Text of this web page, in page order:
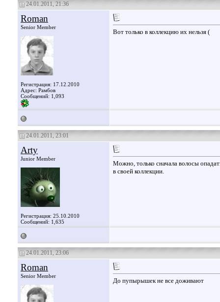
24.01.2011, 21:36
Roman
Senior Member
Регистрация: 17.12.2010
Адрес: Рамбов
Сообщений: 1,093
Вот только в коллекцию их нельзя (
24.01.2011, 23:01
Arty
Junior Member
Регистрация: 25.10.2010
Сообщений: 1,635
Можно, только сначала волосы
в своей коллекции.
24.01.2011, 23:06
Roman
Senior Member
До пупырышек не все доживают